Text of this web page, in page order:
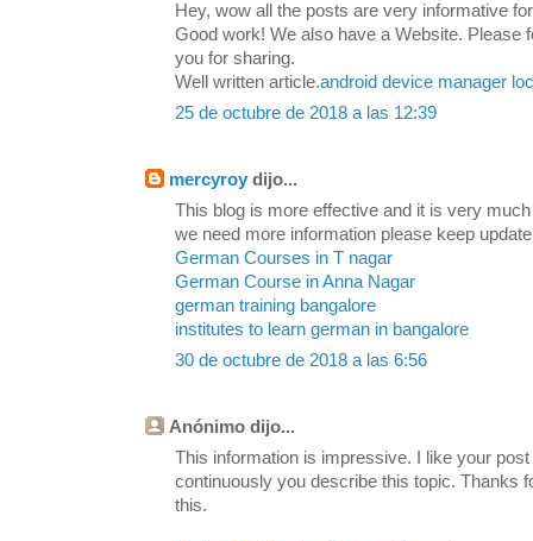
Hey, wow all the posts are very informative
Good work! We also have a Website. Please
you for sharing.
Well written article.android device manager
25 de octubre de 2018 a las 12:39
mercyroy dijo...
This blog is more effective and it is very
we need more information please keep
German Courses in T nagar
German Course in Anna Nagar
german training bangalore
institutes to learn german in bangalore
30 de octubre de 2018 a las 6:56
Anónimo dijo...
This information is impressive. I like your
continuously you describe this topic. Thanks
this.